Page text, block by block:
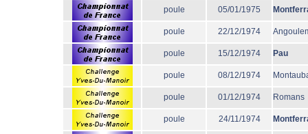
poule 05/01/1975
poule 22/12/1974
poule 15/12/1974 Pau
poule 08/12/1974
poule 01/12/1974 Romans
poule 24/11/1974